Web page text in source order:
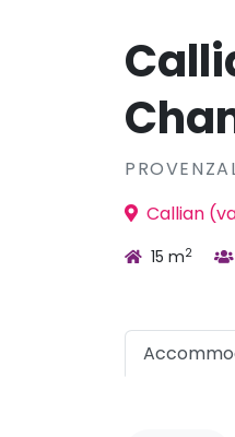
Callian
15 m2